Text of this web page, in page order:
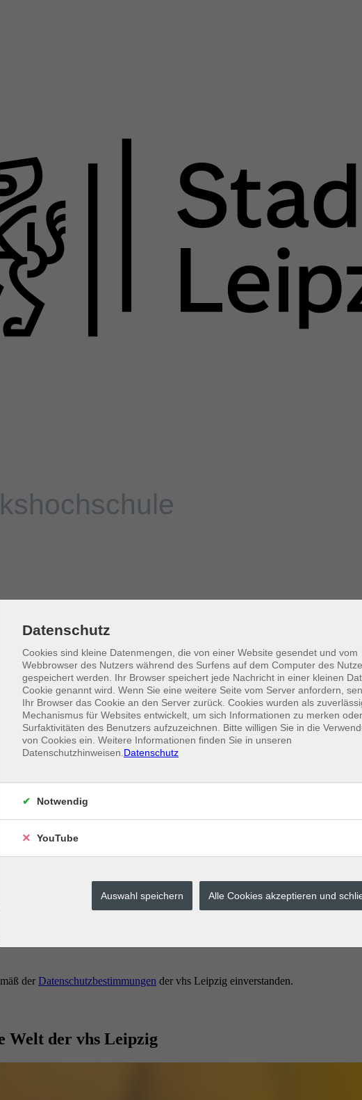
Als erstes buchen.
der Datenschutzbestimmungen der vhs Leipzig einverstanden.
Welt der vhs Leipzig
Datenschutz
Cookies sind kleine Datenmengen, die von einer Website gesendet und vom
Webbrowser des Nutzers während des Surfens auf dem Computer des
gespeichert werden. Ihr Browser speichert jede Nachricht in einer kleinen
Cookie genannt wird. Wenn Sie eine weitere Seite vom Server anfordern,
Ihr Browser das Cookie an den Server zurück. Cookies wurden als
Mechanismus für Websites entwickelt, um sich Informationen zu merken
Surfaktivitäten des Benutzers aufzuzeichnen. Bitte willigen Sie in die
von Cookies ein. Weitere Informationen finden Sie in unseren
Datenschutzhinweisen. Datenschutz
Notwendig
YouTube
Auswahl speichern Alle Cookies akzeptieren und